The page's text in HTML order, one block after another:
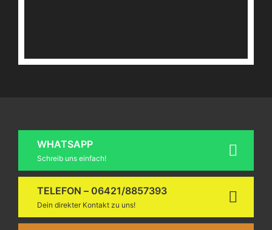
WHATSAPP
Schreib uns einfach!
TELEFON – 06421/8857393
Dein direkter Kontakt zu uns!